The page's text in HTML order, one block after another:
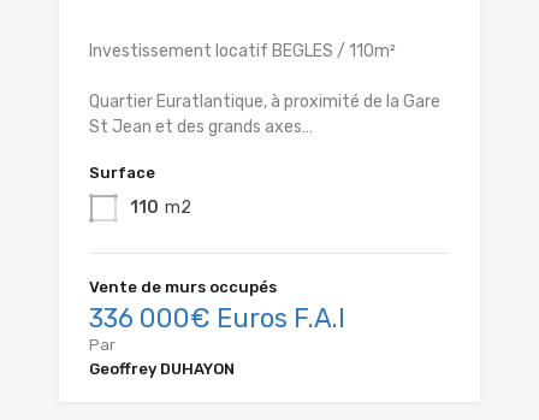
Investissement locatif BEGLES / 110m²
Quartier Euratlantique, à proximité de la Gare
St Jean et des grands axes…
Surface
110 m2
Vente de murs occupés
336 000€ Euros F.A.I
Par
Geoffrey DUHAYON